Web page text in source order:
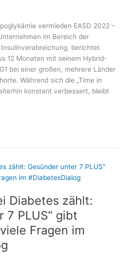
vermieden EASD 2022 –
im Bereich der
berichtet
12 Monaten mit seinem Hybrid-
bei einer großen, mehrere Länder
Während sich die „Time in
konstant verbessert, bleibt
Diabetes zählt:
7 PLUS“ gibt
Fragen im